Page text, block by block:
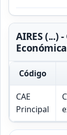
AIRES (...)
Código
CAE
Principal